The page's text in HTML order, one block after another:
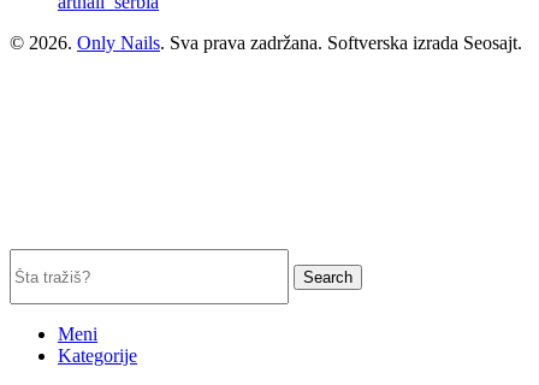
© 2026. Only Nails. Sva prava zadržana. Softverska izrada Seosajt.
Search
Meni
Kategorije